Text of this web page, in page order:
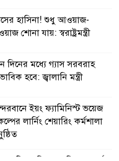
হাসিনা! শুধু আওয়াজ-
শোনা যায়: স্বরাষ্ট্রমন্ত্রী
দিনের মধ্যে গ্যাস সরবরাহ
হবে: জ্বালানি মন্ত্রী
ইয়ং ফ্যামিনিস্ট ভয়েজ
লার্নিং শেয়ারিং কর্মশালা